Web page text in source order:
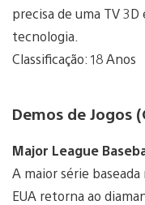
precisa de uma TV
tecnologia.
Classificação: 18 Anos
Demos de Jogos
Major League
A maior série
EUA retorna ao